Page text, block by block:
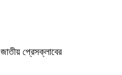
প্রেসক্লাবের